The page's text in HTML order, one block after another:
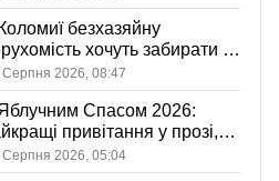
безхазяйну
хочуть забирати у
громади: що це
Серпня 2026, 08:47
Спасом 2026:
привітання у прозі,
та картинках
Серпня 2026, 05:04